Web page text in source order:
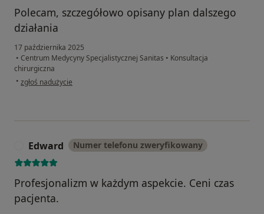
Polecam, szczegółowo opisany plan dalszego
działania
17 października 2025
• Centrum Medycyny Specjalistycznej Sanitas • Konsultacja
chirurgiczna
• w opinii użytkownika Tomasz
zgłoś nadużycie
Edward Numer telefonu zweryfikowany
Profesjonalizm w każdym aspekcie. Ceni czas
pacjenta.